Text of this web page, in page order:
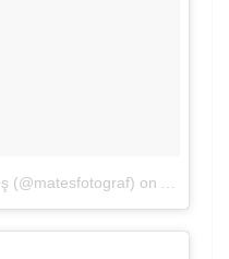
(@matesfotograf) on